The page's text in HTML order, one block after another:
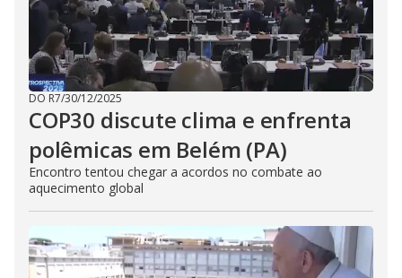
DO R7/30/12/2025
COP30 discute clima e enfrenta
polêmicas em Belém (PA)
Encontro tentou chegar a acordos no combate ao
aquecimento global